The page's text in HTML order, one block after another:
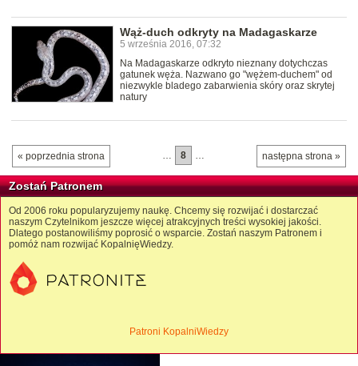
Wąż-duch odkryty na Madagaskarze
5 września 2016, 07:32
Na Madagaskarze odkryto nieznany dotychczas
gatunek węża. Nazwano go "wężem-duchem" od
niezwykle bladego zabarwienia skóry oraz skrytej
natury
« poprzednia strona następna strona »
… 8 …
Zostań Patronem
Od 2006 roku popularyzujemy naukę. Chcemy się rozwijać i dostarczać
naszym Czytelnikom jeszcze więcej atrakcyjnych treści wysokiej jakości.
Dlatego postanowiliśmy poprosić o wsparcie. Zostań naszym Patronem i
pomóż nam rozwijać KopalnięWiedzy.
Patroni KopalniWiedzy